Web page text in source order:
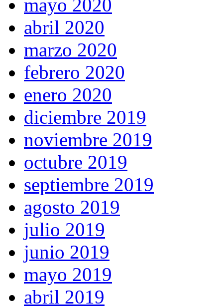
mayo 2020
abril 2020
marzo 2020
febrero 2020
enero 2020
diciembre 2019
noviembre 2019
octubre 2019
septiembre 2019
agosto 2019
julio 2019
junio 2019
mayo 2019
abril 2019